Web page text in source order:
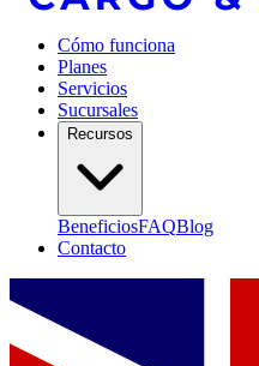
Cómo funciona
Planes
Servicios
Sucursales
Recursos
BeneficiosFAQBlog
Contacto